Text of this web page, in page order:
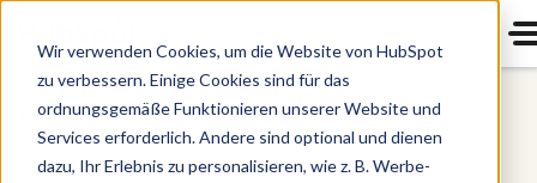
Wir verwenden Cookies, um die Website von HubSpot
zu verbessern. Einige Cookies sind für das
ordnungsgemäße Funktionieren unserer Website und
Services erforderlich. Andere sind optional und dienen
dazu, Ihr Erlebnis zu personalisieren, wie z. B. Werbe-
Sales Hub